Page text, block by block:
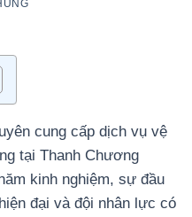
cung cấp dịch vụ vệ
tại Thanh Chương
kinh nghiệm, sự đầu
đại và đội nhân lực có